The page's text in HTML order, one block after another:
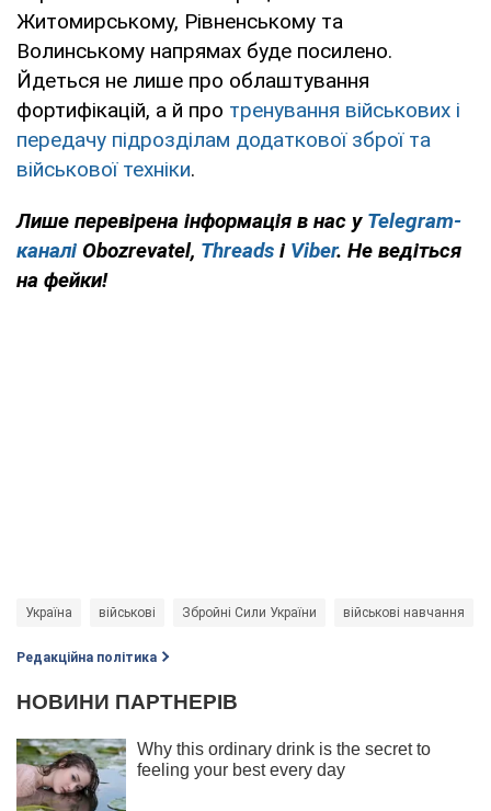
Житомирському, Рівненському та
Волинському напрямах буде посилено.
Йдеться не лише про облаштування
фортифікацій, а й про тренування військових і
передачу підрозділам додаткової зброї та
військової техніки.
Лише перевірена інформація в нас у Telegram-
каналі Obozrevatel, Threads і Viber. Не ведіться
на фейки!
Україна військові Збройні Сили України військові навчання
Редакційна політика